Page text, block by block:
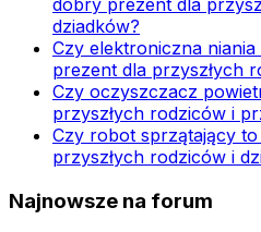
dobry prezent dla
dziadków?
Czy elektroniczna
prezent dla przyszłych
Czy oczyszczacz
przyszłych rodziców i
Czy robot sprzątający
przyszłych rodziców i
Najnowsze na forum